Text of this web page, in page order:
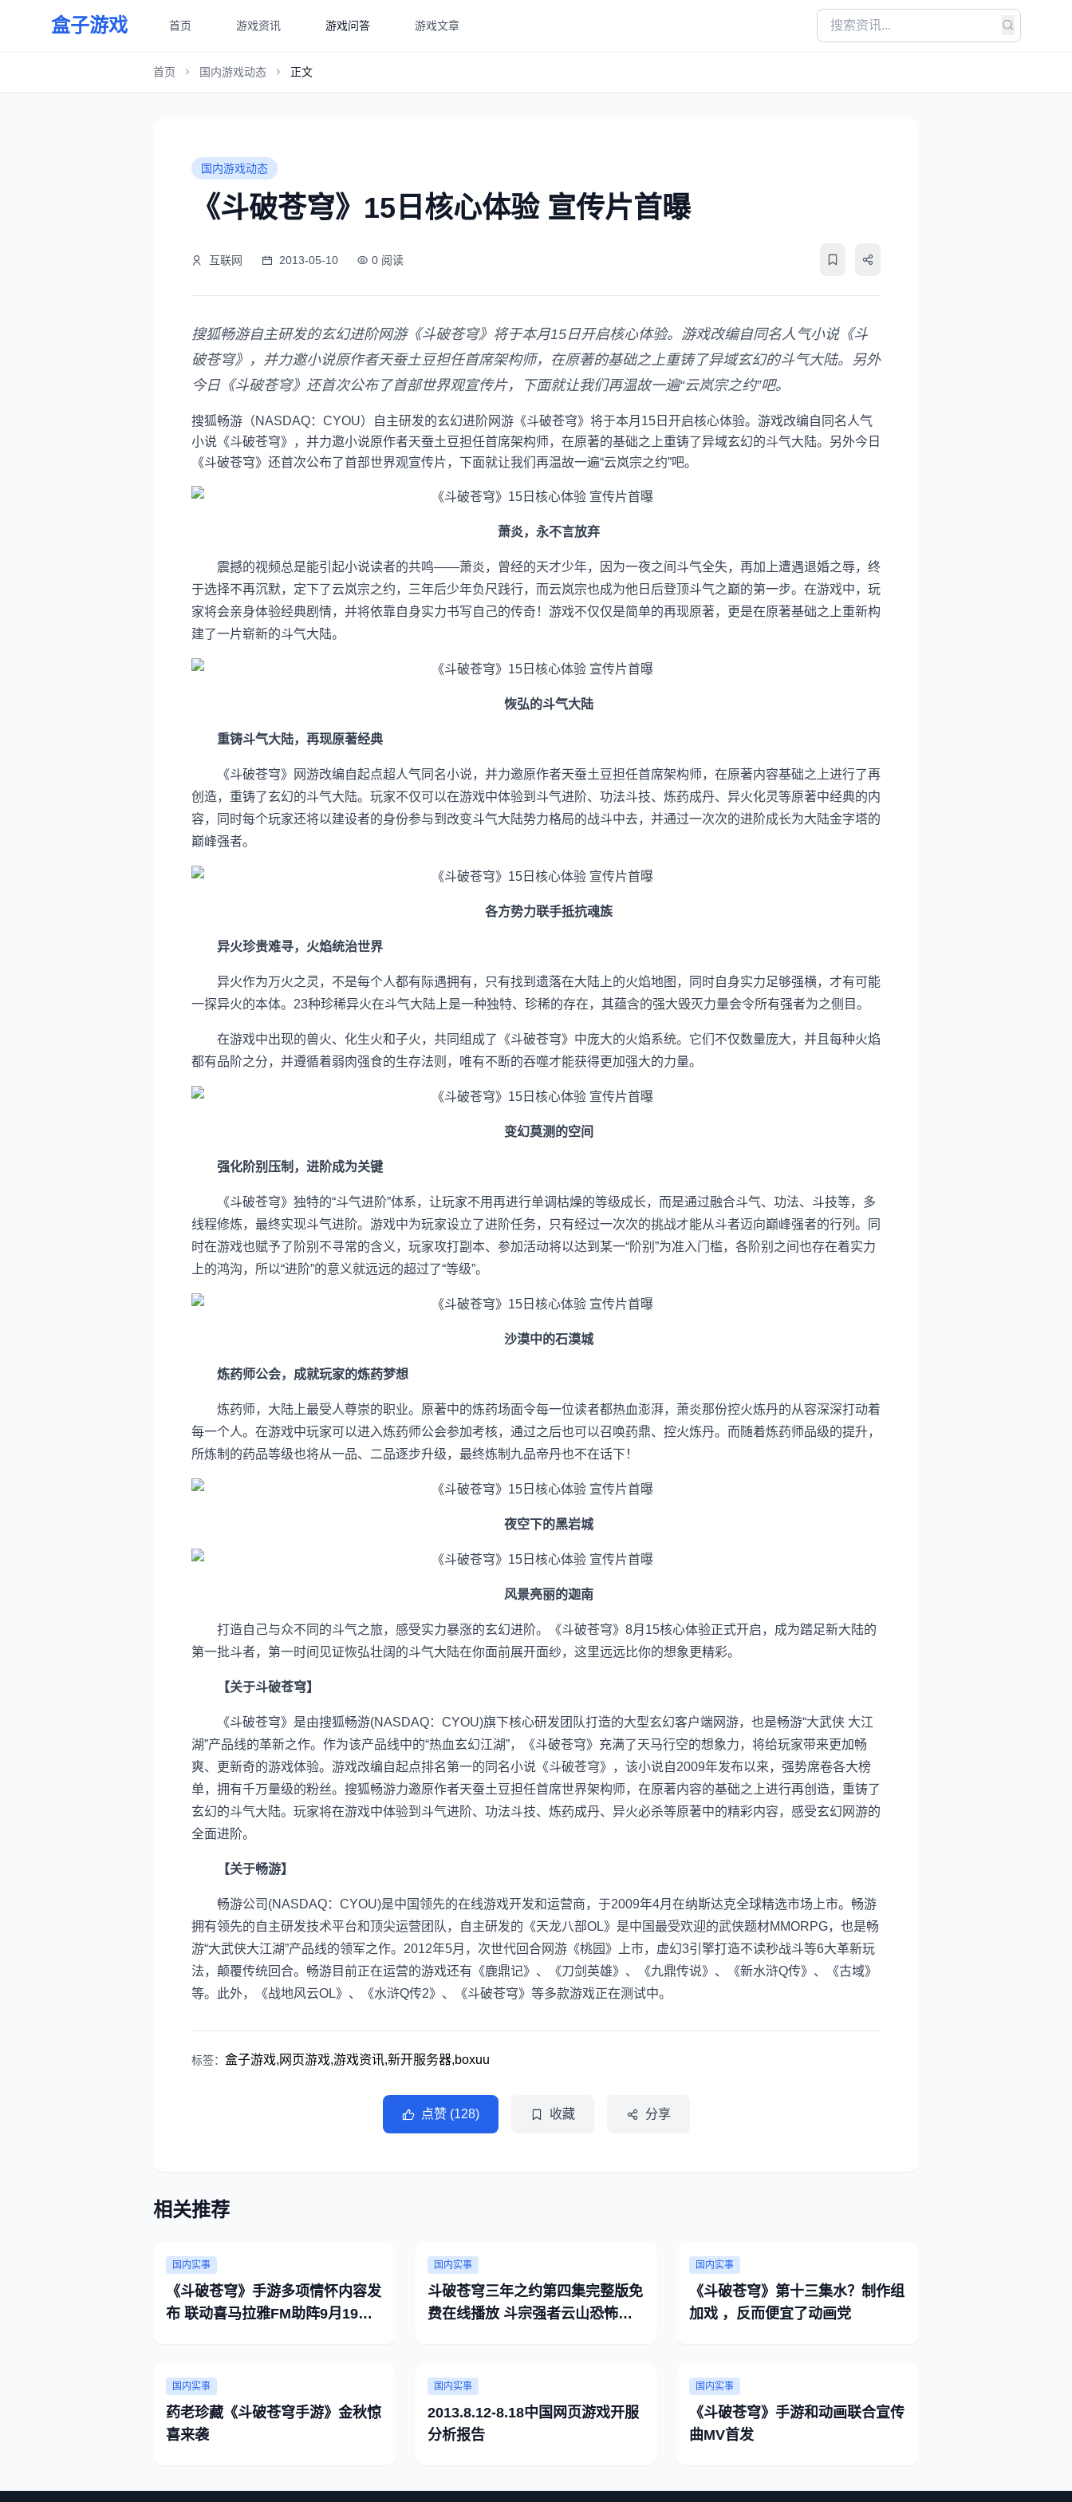
盒子游戏 首页 游戏资讯 游戏问答 游戏文章
首页 国内游戏动态 正文
国内游戏动态
《斗破苍穹》15日核心体验 宣传片首曝
互联网 2013-05-10 0 阅读
搜狐畅游自主研发的玄幻进阶网游《斗破苍穹》将于本月15日开启核心体验。游戏改编自同名人气小说《斗
破苍穹》，并力邀小说原作者天蚕土豆担任首席架构师，在原著的基础之上重铸了异域玄幻的斗气大陆。另外
今日《斗破苍穹》还首次公布了首部世界观宣传片，下面就让我们再温故一遍“云岚宗之约”吧。
搜狐畅游（NASDAQ：CYOU）自主研发的玄幻进阶网游《斗破苍穹》将于本月15日开启核心体验。游戏改编自同名人气
小说《斗破苍穹》，并力邀小说原作者天蚕土豆担任首席架构师，在原著的基础之上重铸了异域玄幻的斗气大陆。另外今日
《斗破苍穹》还首次公布了首部世界观宣传片，下面就让我们再温故一遍“云岚宗之约”吧。
萧炎，永不言放弃
震撼的视频总是能引起小说读者的共鸣——萧炎，曾经的天才少年，因为一夜之间斗气全失，再加上遭遇退婚之辱，终
于选择不再沉默，定下了云岚宗之约，三年后少年负尺践行，而云岚宗也成为他日后登顶斗气之巅的第一步。在游戏中，玩
家将会亲身体验经典剧情，并将依靠自身实力书写自己的传奇！游戏不仅仅是简单的再现原著，更是在原著基础之上重新构
建了一片崭新的斗气大陆。
恢弘的斗气大陆
重铸斗气大陆，再现原著经典
《斗破苍穹》网游改编自起点超人气同名小说，并力邀原作者天蚕土豆担任首席架构师，在原著内容基础之上进行了再
创造，重铸了玄幻的斗气大陆。玩家不仅可以在游戏中体验到斗气进阶、功法斗技、炼药成丹、异火化灵等原著中经典的内
容，同时每个玩家还将以建设者的身份参与到改变斗气大陆势力格局的战斗中去，并通过一次次的进阶成长为大陆金字塔的
巅峰强者。
各方势力联手抵抗魂族
异火珍贵难寻，火焰统治世界
异火作为万火之灵，不是每个人都有际遇拥有，只有找到遗落在大陆上的火焰地图，同时自身实力足够强横，才有可能
一探异火的本体。23种珍稀异火在斗气大陆上是一种独特、珍稀的存在，其蕴含的强大毁灭力量会令所有强者为之侧目。
在游戏中出现的兽火、化生火和子火，共同组成了《斗破苍穹》中庞大的火焰系统。它们不仅数量庞大，并且每种火焰
都有品阶之分，并遵循着弱肉强食的生存法则，唯有不断的吞噬才能获得更加强大的力量。
变幻莫测的空间
强化阶别压制，进阶成为关键
《斗破苍穹》独特的“斗气进阶”体系，让玩家不用再进行单调枯燥的等级成长，而是通过融合斗气、功法、斗技等，多
线程修炼，最终实现斗气进阶。游戏中为玩家设立了进阶任务，只有经过一次次的挑战才能从斗者迈向巅峰强者的行列。同
时在游戏也赋予了阶别不寻常的含义，玩家攻打副本、参加活动将以达到某一“阶别”为准入门槛，各阶别之间也存在着实力
上的鸿沟，所以“进阶”的意义就远远的超过了“等级”。
沙漠中的石漠城
炼药师公会，成就玩家的炼药梦想
炼药师，大陆上最受人尊崇的职业。原著中的炼药场面令每一位读者都热血澎湃，萧炎那份控火炼丹的从容深深打动着
每一个人。在游戏中玩家可以进入炼药师公会参加考核，通过之后也可以召唤药鼎、控火炼丹。而随着炼药师品级的提升，
所炼制的药品等级也将从一品、二品逐步升级，最终炼制九品帝丹也不在话下！
夜空下的黑岩城
风景亮丽的迦南
打造自己与众不同的斗气之旅，感受实力暴涨的玄幻进阶。《斗破苍穹》8月15核心体验正式开启，成为踏足新大陆的
第一批斗者，第一时间见证恢弘壮阔的斗气大陆在你面前展开面纱，这里远远比你的想象更精彩。
【关于斗破苍穹】
《斗破苍穹》是由搜狐畅游(NASDAQ：CYOU)旗下核心研发团队打造的大型玄幻客户端网游，也是畅游“大武侠 大江
湖”产品线的革新之作。作为该产品线中的“热血玄幻江湖”，《斗破苍穹》充满了天马行空的想象力，将给玩家带来更加畅
爽、更新奇的游戏体验。游戏改编自起点排名第一的同名小说《斗破苍穹》，该小说自2009年发布以来，强势席卷各大榜
单，拥有千万量级的粉丝。搜狐畅游力邀原作者天蚕土豆担任首席世界架构师，在原著内容的基础之上进行再创造，重铸了
玄幻的斗气大陆。玩家将在游戏中体验到斗气进阶、功法斗技、炼药成丹、异火必杀等原著中的精彩内容，感受玄幻网游的
全面进阶。
【关于畅游】
畅游公司(NASDAQ：CYOU)是中国领先的在线游戏开发和运营商，于2009年4月在纳斯达克全球精选市场上市。畅游
拥有领先的自主研发技术平台和顶尖运营团队，自主研发的《天龙八部OL》是中国最受欢迎的武侠题材MMORPG，也是畅
游“大武侠大江湖”产品线的领军之作。2012年5月，次世代回合网游《桃园》上市，虚幻3引擎打造不读秒战斗等6大革新玩
法，颠覆传统回合。畅游目前正在运营的游戏还有《鹿鼎记》、《刀剑英雄》、《九鼎传说》、《新水浒Q传》、《古域》
等。此外，《战地风云OL》、《水浒Q传2》、《斗破苍穹》等多款游戏正在测试中。
标签： 盒子游戏,网页游戏,游戏资讯,新开服务器,boxuu
点赞 (128) 收藏 分享
相关推荐
国内实事
《斗破苍穹》手游多项情怀内容发
布 联动喜马拉雅FM助阵9月19日
国内实事
斗破苍穹三年之约第四集完整版免
费在线播放 斗宗强者云山恐怖如
国内实事
《斗破苍穹》第十三集水？制作组
加戏 ，反而便宜了动画党
国内实事
药老珍藏《斗破苍穹手游》金秋惊
喜来袭
国内实事
2013.8.12-8.18中国网页游戏开服
分析报告
国内实事
《斗破苍穹》手游和动画联合宣传
曲MV首发